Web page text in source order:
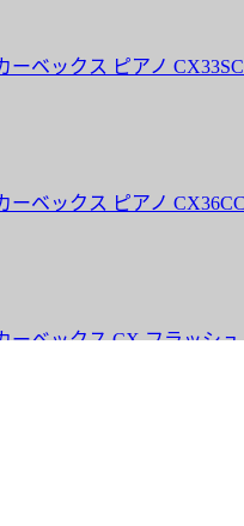
クス ピアノ CX33SCAT
クス ピアノ CX36CCAT
クス CX フラッシュ
クス CX フラッシュ